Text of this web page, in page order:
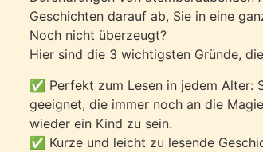
Geschichten darauf ab, Sie in eine
Noch nicht überzeugt?
Hier sind die 3 wichtigsten Gründe,
✅ Perfekt zum Lesen in jedem Alter:
geeignet, die immer noch an die
wieder ein Kind zu sein.
✅ Kurze und leicht zu lesende